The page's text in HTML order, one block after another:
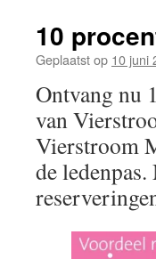
10
Geplaatst op 10 juni
Ontvang nu
van
Vierstroom
de